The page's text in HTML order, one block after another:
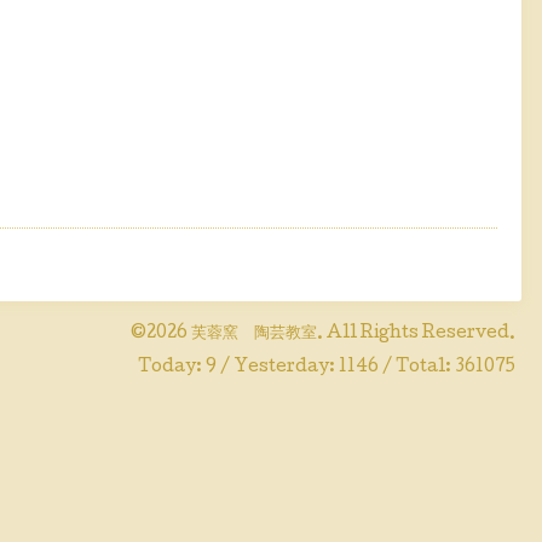
©2026 芙蓉窯 陶芸教室. All Rights Reserved.
Today: 9 / Yesterday: 1146 / Total: 361075